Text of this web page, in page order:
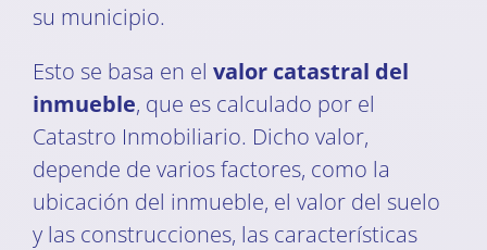
su municipio.
Esto se basa en el valor catastral del
inmueble, que es calculado por el
Catastro Inmobiliario. Dicho valor,
depende de varios factores, como la
ubicación del inmueble, el valor del suelo
y las construcciones, las características